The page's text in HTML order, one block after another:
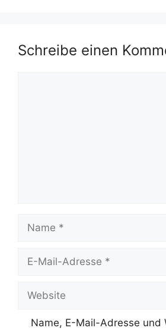
Schreibe einen
Name
Website
Name, E-Mail-Adresse und